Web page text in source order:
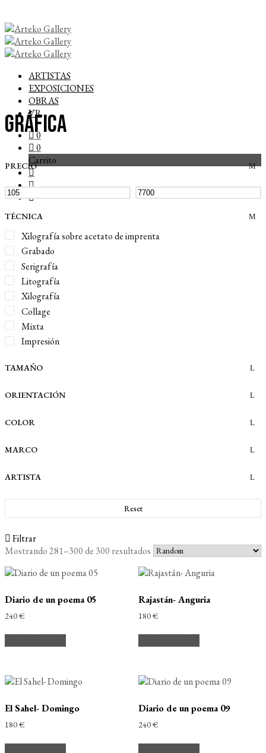
ARTISTAS
EXPOSICIONES
OBRAS
VR
0
0
Carrito
Gráfica
PRECIO
TÉCNICA
Xilografía sobre acetato de imprenta
Grabado
Serigrafía
Litografía
Xilografía
Collage
Mixta
Impresión
TAMAÑO
ORIENTACIÓN
COLOR
MARCO
ARTISTA
Reset
Filtrar
Mostrando 281–300 de 300 resultados
Diario de un poema 05
240€
Rajastán- Anguria
180€
El Sahel- Domingo
180€
Diario de un poema 09
240€